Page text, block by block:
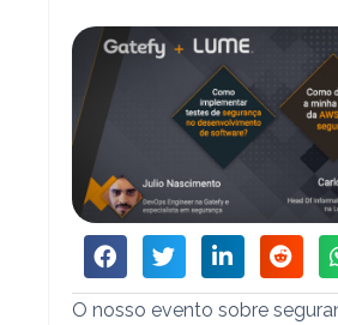
O nosso evento sobre